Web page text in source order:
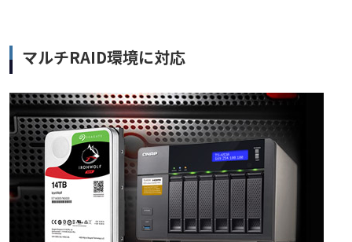
マルチRAID環境に対応